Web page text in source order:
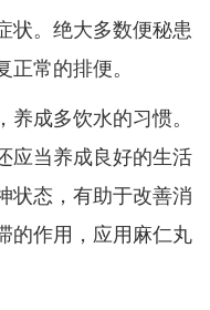
状。绝大多数便秘患
常的排便。
成多饮水的习惯。
应当养成良好的生活
状态，有助于改善消
的作用，应用麻仁丸